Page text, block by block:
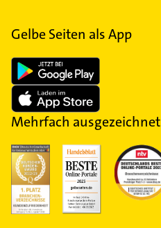
Gelbe Seiten als App
Mehrfach ausgezeichnet